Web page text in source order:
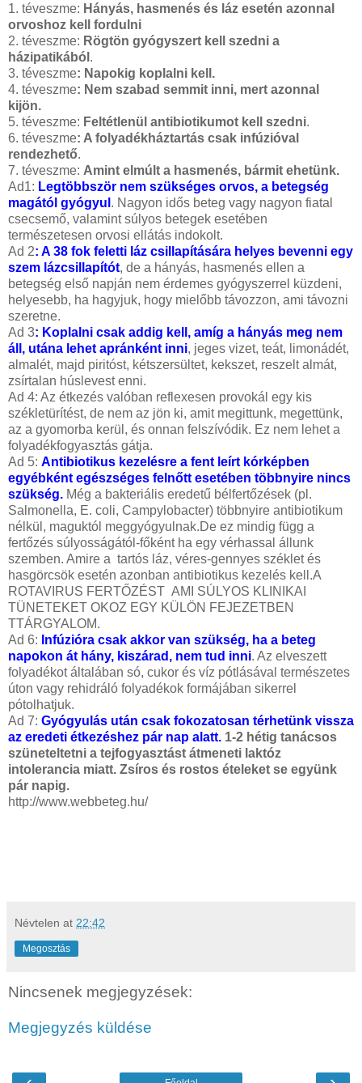
1. téveszme: Hányás, hasmenés és láz esetén azonnal
orvoshoz kell fordulni
2. téveszme: Rögtön gyógyszert kell szedni a
házipatikából .
3. téveszme: Napokig koplalni kell.
4. téveszme: Nem szabad semmit inni, mert azonnal
kijön.
5. téveszme: Feltétlenül antibiotikumot kell szedni.
6. téveszme: A folyadékháztartás csak infúzióval
rendezhető.
7. téveszme: Amint elmúlt a hasmenés, bármit ehetünk.
Ad1: Legtöbbször nem szükséges orvos, a betegség
magától gyógyul . Nagyon idős beteg vagy nagyon fiatal
csecsemő, valamint súlyos betegek esetében
természetesen orvosi ellátás indokolt.
Ad 2: A 38 fok feletti láz csillapítására helyes bevenni egy
szem lázcsillapítót, de a hányás, hasmenés ellen a
betegség első napján nem érdemes gyógyszerrel küzdeni,
helyesebb, ha hagyjuk, hogy mielőbb távozzon, ami távozni
szeretne.
Ad 3: Koplalni csak addig kell, amíg a hányás meg nem
áll, utána lehet apránként inni, jeges vizet, teát, limonádét,
almalét, majd piritóst, kétszersültet, kekszet, reszelt almát,
zsírtalan húslevest enni.
Ad 4: Az étkezés valóban reflexesen provokál egy kis
székletürítést, de nem az jön ki, amit megittunk, megettünk,
az a gyomorba kerül, és onnan felszívódik. Ez nem lehet a
folyadékfogyasztás gátja.
Ad 5: Antibiotikus kezelésre a fent leírt kórképben
egyébként egészséges felnőtt esetében többnyire nincs
szükség. Még a bakteriális eredetű bélfertőzések (pl.
Salmonella, E. coli, Campylobacter) többnyire antibiotikum
nélkül, maguktól meggyógyulnak.De ez mindig függ a
fertőzés súlyosságától-főként ha egy vérhassal állunk
szemben. Amire a tartós láz, véres-gennyes széklet és
hasgörcsök esetén azonban antibiotikus kezelés kell.A
ROTAVIRUS FERTŐZÉST AMI SÚLYOS KLINIKAI
TÜNETEKET OKOZ EGY KÜLÖN FEJEZETBEN
TTÁRGYALOM.
Ad 6: Infúzióra csak akkor van szükség, ha a beteg
napokon át hány, kiszárad, nem tud inni. Az elveszett
folyadékot általában só, cukor és víz pótlásával természetes
úton vagy rehidráló folyadékok formájában sikerrel
pótolhatjuk.
Ad 7: Gyógyulás után csak fokozatosan térhetünk vissza
az eredeti étkezéshez pár nap alatt. 1-2 hétig tanácsos
szüneteltetni a tejfogyasztást átmeneti laktóz
intolerancia miatt. Zsíros és rostos ételeket se együnk
pár napig.
http://www.webbeteg.hu/
Névtelen at 22:42
Megosztás
Nincsenek megjegyzések:
Megjegyzés küldése